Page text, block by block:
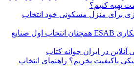
تهیه کنیم؟
برای منزل مسکونی خود انتخاب
چرا محصولات جوشکاری ESAB همچنان انتخاب اول صنایع
در ایران جوانه کتاب
باکیفیت بخریم؟ راهنمای انتخاب